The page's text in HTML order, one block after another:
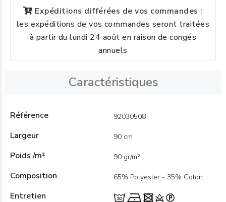
Expéditions différées de vos commandes :
les expéditions de vos commandes seront traitées
à partir du lundi 24 août en raison de congés
annuels
Caractéristiques
Référence 92030508
Largeur 90 cm
Poids /m² 90 gr/m²
Composition 65% Polyester - 35% Coton
Entretien